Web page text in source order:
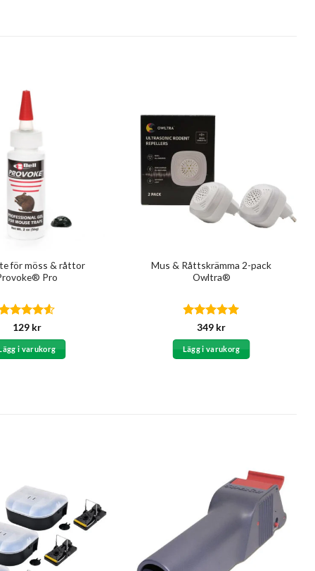
för möss & råttor
Pro
av 5
129 kr
i varukorg
Mus & Råttskrämma 2-pack
Owltra®
Betygsatt
av 5
349 kr
Lägg i varukorg